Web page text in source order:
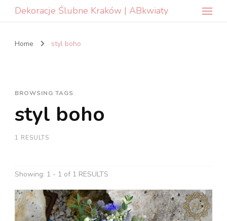
Dekoracje Ślubne Kraków | ABkwiaty
Home styl boho
BROWSING TAGS
styl boho
1 RESULTS
Showing: 1 - 1 of 1 RESULTS